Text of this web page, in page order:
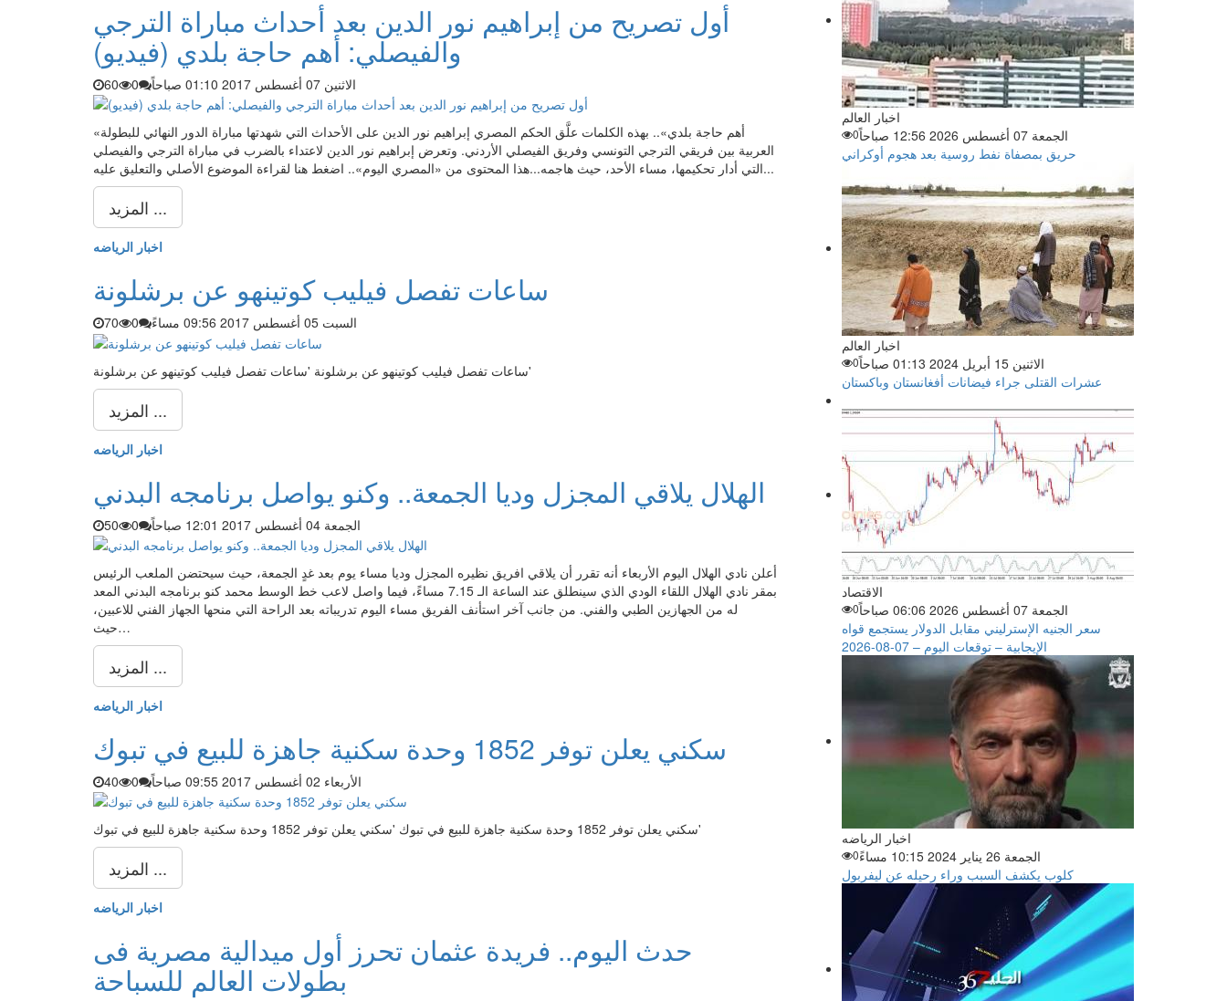
أول تصريح من إبراهيم نور الدين بعد أحداث مباراة الترجي
والفيصلي: أهم حاجة بلدي (فيديو)
الاثنين 07 أغسطس 2017 01:10 صباحاً 0
60
«أهم حاجة بلدي».. بهذه الكلمات علَّق الحكم المصري إبراهيم نور الدين على الأحداث التي شهدتها مباراة الدور النهائي للبطولة
العربية بين فريقي الترجي التونسي وفريق الفيصلي الأردني. وتعرض إبراهيم نور الدين لاعتداء بالضرب في مباراة الترجي والفيصلي
التي أدار تحكيمها، مساء الأحد، حيث هاجمه...هذا المحتوى من «المصري اليوم».. اضغط هنا لقراءة الموضوع الأصلي والتعليق عليه...
المزيد ...
اخبار الرياضه
ساعات تفصل فيليب كوتينهو عن برشلونة
السبت 05 أغسطس 2017 09:56 مساءً 0
70
ساعات تفصل فيليب كوتينهو عن برشلونة 'ساعات تفصل فيليب كوتينهو عن برشلونة'
المزيد ...
اخبار الرياضه
الهلال يلاقي المجزل وديا الجمعة.. وكنو يواصل برنامجه البدني
الجمعة 04 أغسطس 2017 12:01 صباحاً 0
50
أعلن نادي الهلال اليوم الأربعاء أنه تقرر أن يلاقي افريق نظيره المجزل وديا مساء يوم بعد غدٍ الجمعة، حيث سيحتضن الملعب الرئيس
بمقر نادي الهلال اللقاء الودي الذي سينطلق عند الساعة الـ 7.15 مساءً، فيما واصل لاعب خط الوسط محمد كنو برنامجه البدني المعد
له من الجهازين الطبي والفني. من جانب آخر استأنف الفريق مساء اليوم تدريباته بعد الراحة التي منحها الجهاز الفني للاعبين،
حيث…
المزيد ...
اخبار الرياضه
سكني يعلن توفر 1852 وحدة سكنية جاهزة للبيع في تبوك
الأربعاء 02 أغسطس 2017 09:55 صباحاً 0
40
سكني يعلن توفر 1852 وحدة سكنية جاهزة للبيع في تبوك 'سكني يعلن توفر 1852 وحدة سكنية جاهزة للبيع في تبوك'
المزيد ...
اخبار الرياضه
حدث اليوم.. فريدة عثمان تحرز أول ميدالية مصرية فى
بطولات العالم للسباحة
اخبار العالم
الجمعة 07 أغسطس 2026 12:56 صباحاً
0
حريق بمصفاة نفط روسية بعد هجوم أوكراني
اخبار العالم
الاثنين 15 أبريل 2024 01:13 صباحاً
0
عشرات القتلى جراء فيضانات أفغانستان وباكستان
الاقتصاد
الجمعة 07 أغسطس 2026 06:06 صباحاً
0
سعر الجنيه الإسترليني مقابل الدولار يستجمع قواه
الإيجابية – توقعات اليوم – 07-08-2026
اخبار الرياضه
الجمعة 26 يناير 2024 10:15 مساءً
0
كلوب يكشف السبب وراء رحيله عن ليفربول